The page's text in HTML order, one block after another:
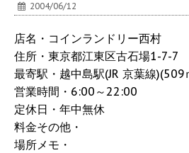
2004/06/12
店名・コインランドリー西村
住所・東京都江東区古石場1-7-7
最寄駅・越中島駅(JR 京葉線)(509
営業時間・6:00～22:00
定休日・年中無休
料金その他・
場所メモ・